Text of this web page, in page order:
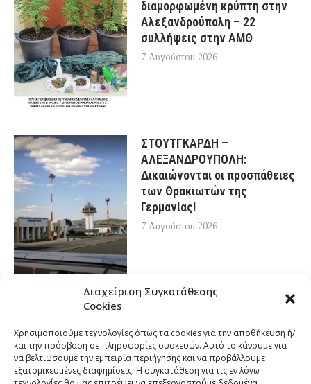
Διαχείριση Συγκατάθεσης
Cookies
Χρησιμοποιούμε τεχνολογίες όπως τα cookies για την αποθήκευση ή/
και την πρόσβαση σε πληροφορίες συσκευών. Αυτό το κάνουμε για
να βελτιώσουμε την εμπειρία περιήγησης και να προβάλλουμε
εξατομικευμένες διαφημίσεις. Η συγκατάθεση για τις εν λόγω
διαμορφωμένη κρύπτη στην
Αλεξανδρούπολη – 22
συλλήψεις στην ΑΜΘ
7 Αυγούστου 2026
ΣΤΟΥΤΓΚΑΡΔΗ –
ΑΛΕΞΑΝΔΡΟΥΠΟΛΗ:
Δικαιώνονται οι προσπάθειες
των Θρακιωτών της
Γερμανίας!
7 Αυγούστου 2026